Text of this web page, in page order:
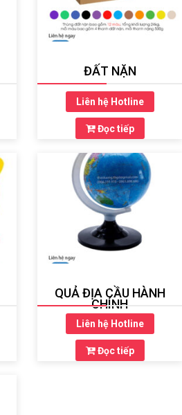
ĐẤT NẶN
Liên hệ Hotline
Đọc tiếp
QUẢ ĐỊA CẦU HÀNH
CHÍNH
Liên hệ Hotline
Đọc tiếp